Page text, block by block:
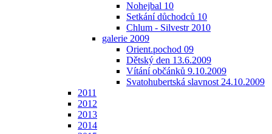
Nohejbal 10
Setkání důchodců 10
Chlum - Silvestr 2010
galerie 2009
Orient.pochod 09
Dětský den 13.6.2009
Vítání občánků 9.10.2009
Svatohubertská slavnost 24.10.2009
2011
2012
2013
2014